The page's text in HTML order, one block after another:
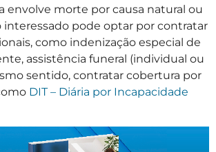
envolve morte por causa natural ou
interessado pode optar por contratar
como indenização especial de
assistência funeral (individual ou
sentido, contratar cobertura por
DIT – Diária por Incapacidade